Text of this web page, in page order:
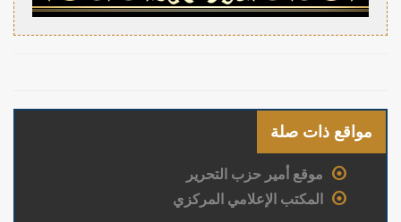
مواقع ذات صلة
موقع أمير حزب التحرير
المكتب الإعلامي المركزي